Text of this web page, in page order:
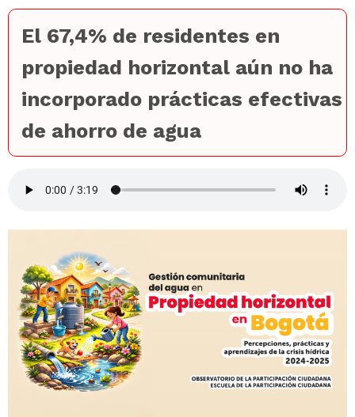
El 67,4% de residentes en
propiedad horizontal aún no ha
incorporado prácticas efectivas
de ahorro de agua